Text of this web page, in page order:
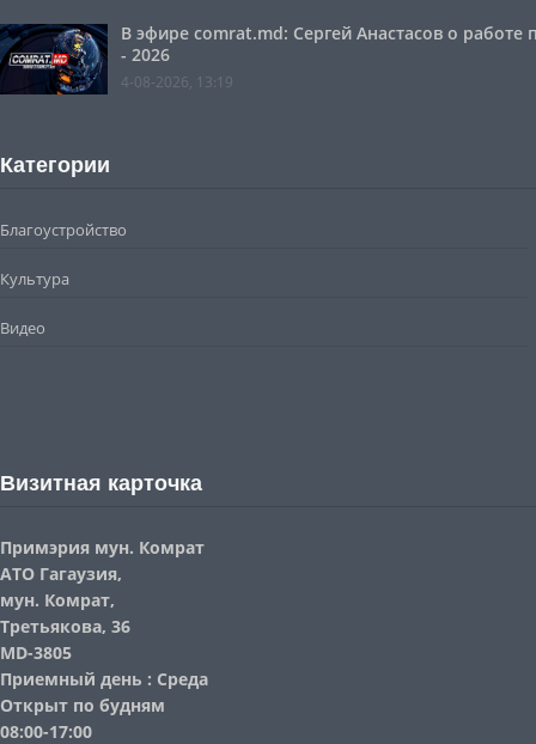
В эфире comrat.md: Сергей Анастасов о
- 2026
4-08-2026, 13:19
Категории
Благоустройство
Культура
Видео
Визитная карточка
Примэрия мун. Комрат
АТО Гагаузия,
мун. Комрат,
Третьякова, 36
MD-3805
Приемный день : Среда
Открыт по будням
08:00-17:00